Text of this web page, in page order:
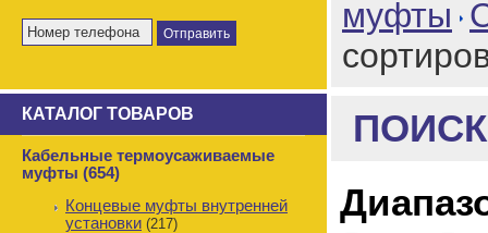
КАТАЛОГ ТОВАРОВ
Кабельные термоусаживаемые
муфты (654)
Концевые муфты внутренней
установки (217)
муфты